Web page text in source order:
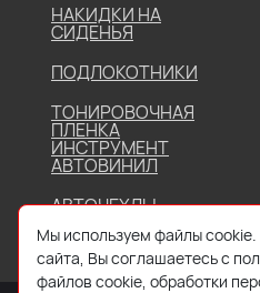
НАКИДКИ НА
СИДЕНЬЯ
ПОДЛОКОТНИКИ
ТОНИРОВОЧНАЯ
ПЛЕНКА
ИНСТРУМЕНТ
АВТОВИНИЛ
АВТОЧЕХЛЫ
Мы используем файлы
сайта, Вы соглашаетесь с
файлов cookie, обработки